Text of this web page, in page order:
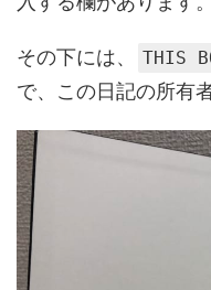
その下には、 THIS
で、この日記の所有